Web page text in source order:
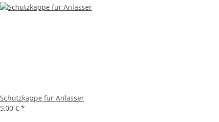
Schutzkappe für Anlasser
5,00 € *